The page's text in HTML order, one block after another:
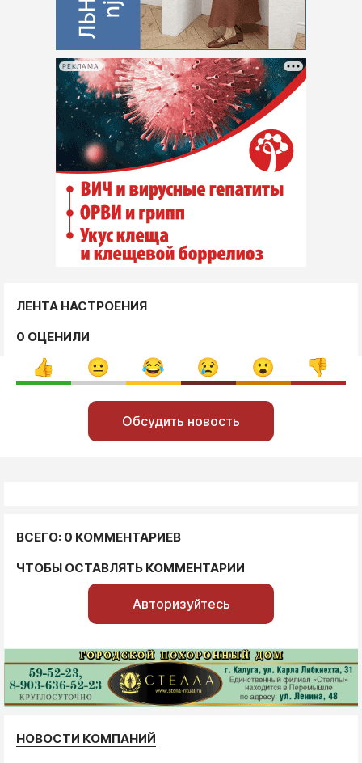
РЕКЛАМА
ЛЕНТА НАСТРОЕНИЯ
0 ОЦЕНИЛИ
Обсудить новость
ВСЕГО: 0 КОММЕНТАРИЕВ
ЧТОБЫ ОСТАВЛЯТЬ КОММЕНТАРИИ
Авторизуйтесь
НОВОСТИ КОМПАНИЙ